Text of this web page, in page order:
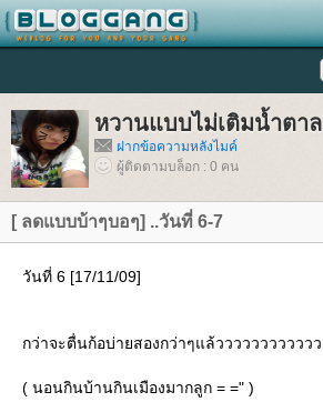
หวานแบบไม่เติมน้ำตาล
ฝากข้อความหลังไมค์
ผู้ติดตามบล็อก : 0 คน
[ ลดแบบบ้าๆบอๆ] ..วันที่ 6-7
วันที่ 6 [17/11/09]
กว่าจะตื่นก้อบ่ายสองกว่าๆแล้วววววววววววว
( นอนกินบ้านกินเมืองมากลูก = =" )